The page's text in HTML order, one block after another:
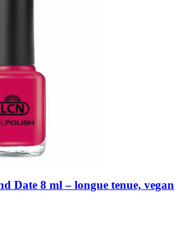
Date 8 ml – longue tenue, vegan